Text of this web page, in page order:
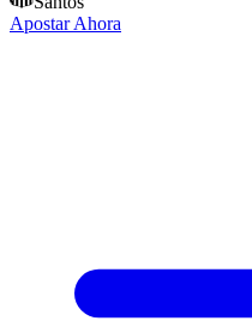
Apostar Ahora